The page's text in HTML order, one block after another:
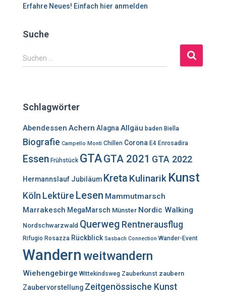
Erfahre Neues! Einfach hier anmelden
Suche
S
u
n
a
c
h
Suchen …
Schlagwörter
Abendessen Achern Alagna Allgäu baden Biella
Biografie Campello Monti Chillen Corona E4 Enrosadira
Essen Frühstück GTAGTA 2021 GTA 2022
Hermannslauf Jubiläum Kreta Kulinarik Kunst
Köln LektüreLesen Mammutmarsch
Marrakesch MegaMarsch Münster Nordic Walking
Nordschwarzwald Querweg Rentnerausflug
Rifugio Rosazza Rückblick Sasbach Connection Wander-Event
Wandern weitwandern
Wiehengebirge Wittekindsweg Zauberkunst zaubern
Zaubervorstellung Zeitgenössische Kunst